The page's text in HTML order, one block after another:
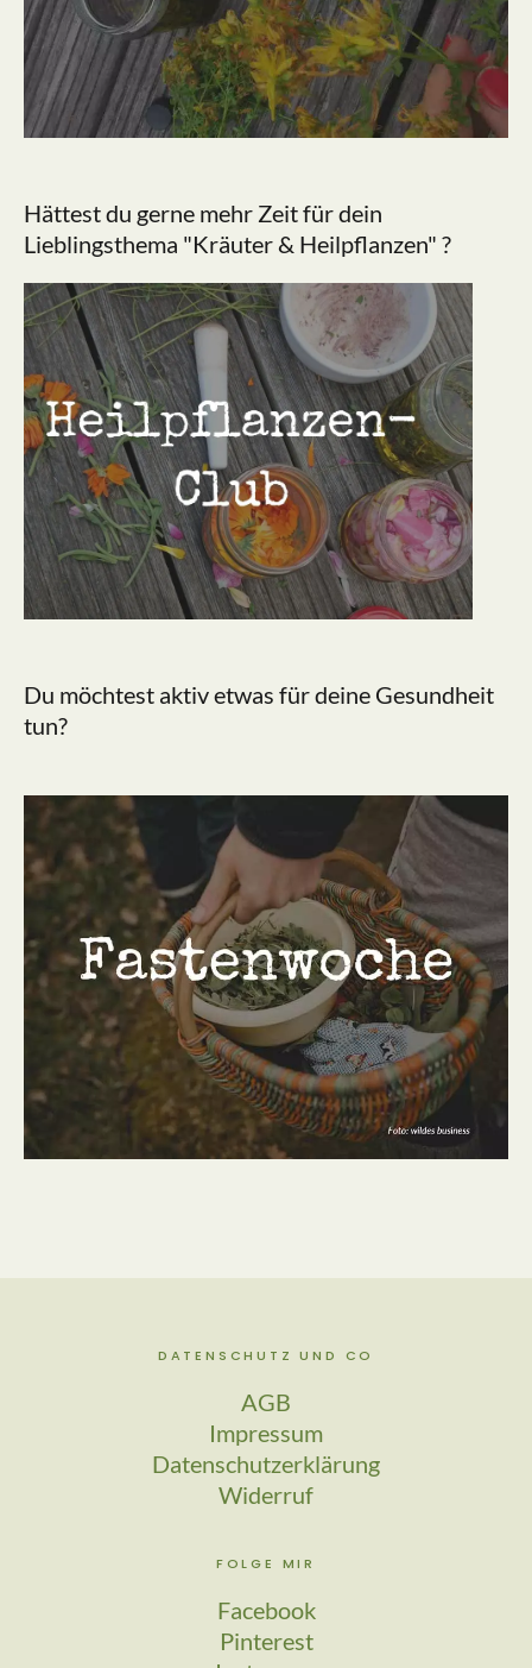
Hättest du gerne mehr Zeit für dein
Lieblingsthema "Kräuter & Heilpflanzen" ?
Du möchtest aktiv etwas für deine Gesundheit
tun?
DATENSCHUTZ UND CO
AGB
Impressum
Datenschutzerklärung
Widerruf
FOLGE MIR
Facebook
Pinterest